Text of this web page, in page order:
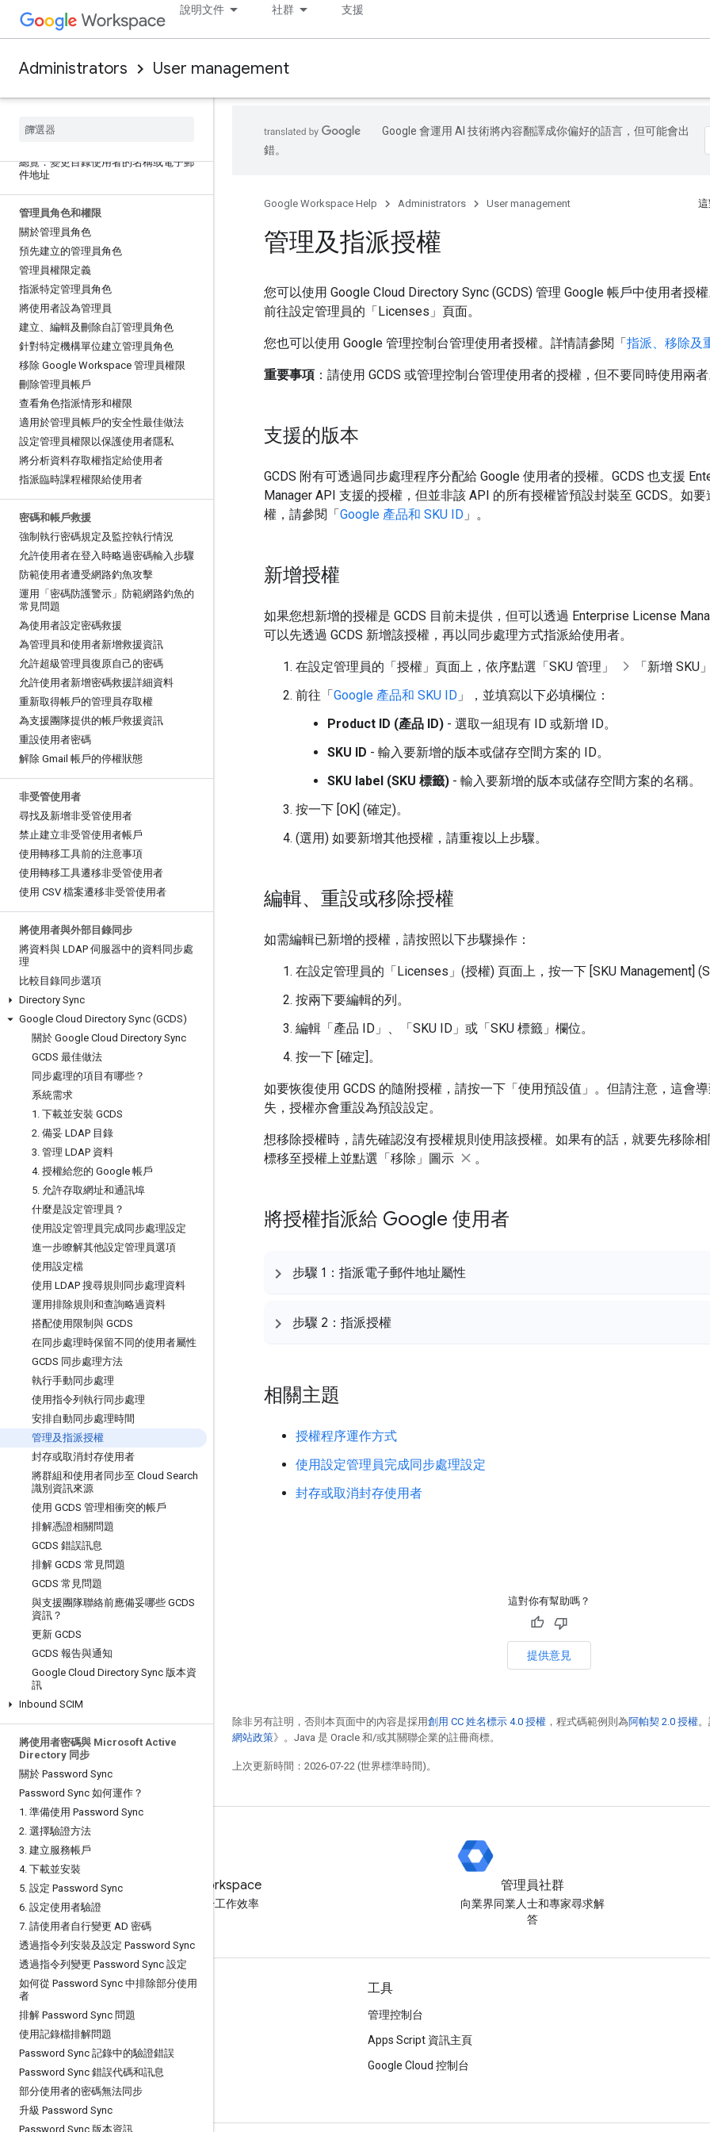
說明文件 社群 支援
Administrators User management
允許第三方應用程式存取目錄資料
總覽：為使用者新增其他電子郵件地址
委派使用者的電子郵件地址
總覽：變更目錄使用者的名稱或電子郵
件地址
管理員角色和權限
關於管理員角色
預先建立的管理員角色
管理員權限定義
指派特定管理員角色
將使用者設為管理員
建立、編輯及刪除自訂管理員角色
針對特定機構單位建立管理員角色
移除 Google Workspace 管理員權限
刪除管理員帳戶
查看角色指派情形和權限
適用於管理員帳戶的安全性最佳做法
設定管理員權限以保護使用者隱私
將分析資料存取權指定給使用者
指派臨時課程權限給使用者
密碼和帳戶救援
強制執行密碼規定及監控執行情況
允許使用者在登入時略過密碼輸入步驟
防範使用者遭受網路釣魚攻擊
運用「密碼防護警示」防範網路釣魚的
常見問題
為使用者設定密碼救援
為管理員和使用者新增救援資訊
允許超級管理員復原自己的密碼
允許使用者新增密碼救援詳細資料
重新取得帳戶的管理員存取權
為支援團隊提供的帳戶救援資訊
重設使用者密碼
解除 Gmail 帳戶的停權狀態
非受管使用者
尋找及新增非受管使用者
禁止建立非受管使用者帳戶
使用轉移工具前的注意事項
使用轉移工具遷移非受管使用者
使用 CSV 檔案遷移非受管使用者
將使用者與外部目錄同步
將資料與 LDAP 伺服器中的資料同步處
理
比較目錄同步選項
Directory Sync
Google Cloud Directory Sync (GCDS)
關於 Google Cloud Directory Sync
GCDS 最佳做法
同步處理的項目有哪些？
系統需求
1 . 下載並安裝 GCDS
2. 備妥 LDAP 目錄
3. 管理 LDAP 資料
4. 授權給您的 Google 帳戶
5. 允許存取網址和通訊埠
什麼是設定管理員？
使用設定管理員完成同步處理設定
進一步瞭解其他設定管理員選項
使用設定檔
使用 LDAP 搜尋規則同步處理資料
運用排除規則和查詢略過資料
搭配使用限制與 GCDS
在同步處理時保留不同的使用者屬性
GCDS 同步處理方法
執行手動同步處理
使用指令列執行同步處理
安排自動同步處理時間
管理及指派授權
封存或取消封存使用者
將群組和使用者同步至 Cloud Search
識別資訊來源
使用 GCDS 管理相衝突的帳戶
排解憑證相關問題
GCDS 錯誤訊息
排解 GCDS 常見問題
GCDS 常見問題
與支援團隊聯絡前應備妥哪些 GCDS
資訊？
更新 GCDS
GCDS 報告與通知
Google Cloud Directory Sync 版本資
訊
Inbound SCIM
將使用者密碼與 Microsoft Active
Directory 同步
關於 Password Sync
Password Sync 如何運作？
1 . 準備使用 Password Sync
2. 選擇驗證方法
3. 建立服務帳戶
4. 下載並安裝
5. 設定 Password Sync
6. 設定使用者驗證
7. 請使用者自行變更 AD 密碼
透過指令列安裝及設定 Password Sync
透過指令列變更 Password Sync 設定
如何從 Password Sync 中排除部分使用
者
排解 Password Sync 問題
使用記錄檔排解問題
Password Sync 記錄中的驗證錯誤
Password Sync 錯誤代碼和訊息
部分使用者的密碼無法同步
升級 Password Sync
Password Sync 版本資訊
Google 會運用 AI 技術將內容翻譯成你偏好的語言，但可能會出
錯。
Google Workspace Help Administrators User management 這
管理及指派授權
您可以使用 Google Cloud Directory Sync (GCDS) 管理 Google 帳戶中使用者授
前往設定管理員的「Licenses」頁面。
您也可以使用 Google 管理控制台管理使用者授權。詳情請參閱「指派、移除及
重要事項 ：請使用 GCDS 或管理控制台管理使用者的授權，但不要同時使用兩者
支援的版本
GCDS 附有可透過同步處理程序分配給 Google 使用者的授權。GCDS 也支援
Manager API 支援的授權，但並非該 API 的所有授權皆預設封裝至 GCDS。如
權，請參閱「Google 產品和 SKU ID 」。
新增授權
如果您想新增的授權是 GCDS 目前未提供，但可以透過 Enterprise License
可以先透過 GCDS 新增該授權，再以同步處理方式指派給使用者。
在設定管理員的「授權」 頁面上，依序點選「SKU 管理」 「新增 SKU」
前往「Google 產品和 SKU ID 」，並填寫以下必填欄位：
Product ID (產品 ID) - 選取一組現有 ID 或新增 ID。
SKU ID - 輸入要新增的版本或儲存空間方案的 ID。
SKU label (SKU 標籤) - 輸入要新增的版本或儲存空間方案的名稱。
按一下 [OK] (確定)。
(選用) 如要新增其他授權，請重複以上步驟。
編輯、重設或移除授權
如需編輯已新增的授權，請按照以下步驟操作：
在設定管理員的「Licenses」(授權) 頁面上，按一下 [SKU Management]
按兩下要編輯的列。
編輯「產品 ID」 、「SKU ID」 或「SKU 標籤」 欄位。
按一下 [確定]。
如要恢復使用 GCDS 的隨附授權，請按一下「使用預設值」 。但請注意，這會
失，授權亦會重設為預設設定。
想移除授權時，請先確認沒有授權規則使用該授權。如果有的話，就要先移除
標移至授權上並點選「移除」圖示
。
將授權指派給 Google 使用者
步驟 1：指派電子郵件地址屬性
步驟 2：指派授權
相關主題
授權程序運作方式
使用設定管理員完成同步處理設定
封存或取消封存使用者
這對你有幫助嗎？
提供意見
除非另有註明，否則本頁面中的內容是採用創用 CC 姓名標示 4.0 授權 ，程式碼範例則為阿帕契 2.0 授權
網站政策》。Java 是 Oracle 和/或其關聯企業的註冊商標。
上次更新時間：2026-07-22 (世界標準時間)。
試用 Google Workspace
免付費運用 AI 提升工作效率
管理員社群
向業界同業人士和專家尋求解
答
說明文件與培訓
說明中心
開發人員指南
學習中心
Google 技能
工具
管理控制台
Apps Script 資訊主頁
Google Cloud 控制台